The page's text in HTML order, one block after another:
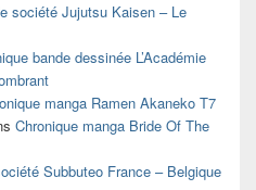
société Jujutsu Kaisen – Le
bande dessinée L’Académie
manga Ramen Akaneko T7
Chronique manga Bride Of The
Subbuteo France – Belgique